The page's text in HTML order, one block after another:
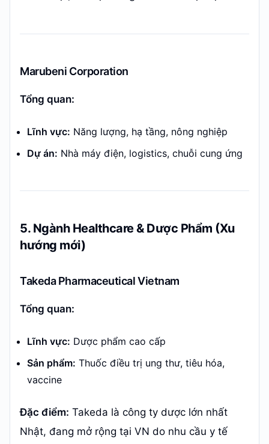
Marubeni Corporation
Tổng quan:
Lĩnh vực: Năng lượng, hạ tầng, nông nghiệp
Dự án: Nhà máy điện, logistics, chuỗi cung ứng
5. Ngành Healthcare & Dược Phẩm (Xu
hướng mới)
Takeda Pharmaceutical Vietnam
Tổng quan:
Lĩnh vực: Dược phẩm cao cấp
Sản phẩm: Thuốc điều trị ung thư, tiêu hóa,
vaccine
Đặc điểm: Takeda là công ty dược lớn nhất
Nhật, đang mở rộng tại VN do nhu cầu y tế